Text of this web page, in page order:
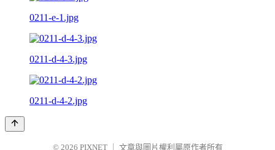
0211-e-1.jpg
0211-d-4-3.jpg
0211-d-4-2.jpg
© 2026 PIXNET 文章與圖片權利屬原作者所有